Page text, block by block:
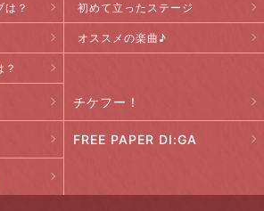
？ 初めて立ったステージ
オススメの楽曲♪
？
チケフー！
FREE PAPER DI:GA